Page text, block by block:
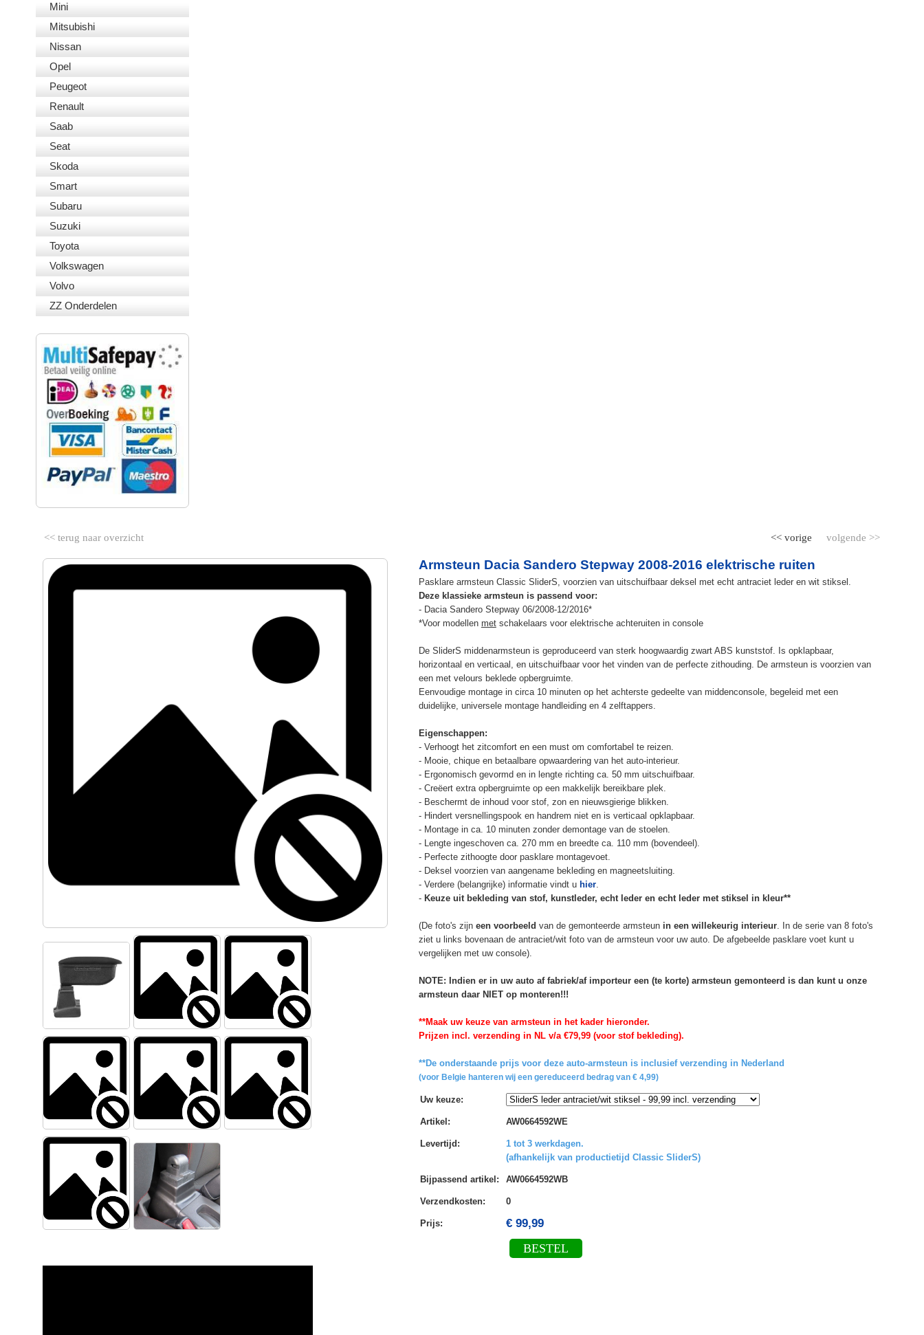
Mini
Mitsubishi
Nissan
Opel
Peugeot
Renault
Saab
Seat
Skoda
Smart
Subaru
Suzuki
Toyota
Volkswagen
Volvo
ZZ Onderdelen
<< terug naar overzicht volgende >>
<< vorige
Armsteun Dacia Sandero Stepway 2008-2016 elektrische ruiten
Pasklare armsteun Classic SliderS, voorzien van uitschuifbaar deksel met echt antraciet leder en wit stiksel.
Deze klassieke armsteun is passend voor:
- Dacia Sandero Stepway 06/2008-12/2016*
*Voor modellen metschakelaars voor elektrische achteruiten in console
De SliderS middenarmsteun is geproduceerd van sterk hoogwaardig zwart ABS kunststof. Is opklapbaar,
horizontaal en verticaal, en uitschuifbaar voor het vinden van de perfecte zithouding. De armsteun is voorzien van
een met velours beklede opbergruimte.
Eenvoudige montage in circa 10 minuten op het achterste gedeelte van middenconsole, begeleid met een
duidelijke, universele montage handleiding en 4 zelftappers.
Eigenschappen:
- Verhoogt het zitcomfort en een must om comfortabel te reizen.
- Mooie, chique en betaalbare opwaardering van het auto-interieur.
- Ergonomisch gevormd en in lengte richting ca. 50 mm uitschuifbaar.
- Creëert extra opbergruimte op een makkelijk bereikbare plek.
- Beschermt de inhoud voor stof, zon en nieuwsgierige blikken.
- Hindert versnellingspook en handrem niet en is verticaal opklapbaar.
- Montage in ca. 10 minuten zonder demontage van de stoelen.
- Lengte ingeschoven ca. 270 mm en breedte ca. 110 mm (bovendeel).
- Perfecte zithoogte door pasklare montagevoet.
- Deksel voorzien van aangename bekleding en magneetsluiting.
- Verdere (belangrijke) informatie vindt u hier.
- Keuze uit bekleding van stof, kunstleder, echt leder en echt leder met stiksel in kleur**
(De foto's zijn een voorbeeld van de gemonteerde armsteun in een willekeurig interieur. In de serie van 8 foto's
ziet u links bovenaan de antraciet/wit foto van de armsteun voor uw auto. De afgebeelde pasklare voet kunt u
vergelijken met uw console).
NOTE: Indien er in uw auto af fabriek/af importeur een (te korte) armsteun gemonteerd is dan kunt u onze
armsteun daar NIET op monteren!!!
**Maak uw keuze van armsteun in het kader hieronder.
Prijzen incl. verzending in NL v/a €79,99 (voor stof bekleding).
**De onderstaande prijs voor deze auto-armsteun is inclusief verzending in Nederland
(voor Belgie hanteren wij een gereduceerd bedrag van € 4,99)
Uw keuze:
Artikel : AW0664592WE
Levertijd :
1 tot 3 werkdagen.
(afhankelijk van productietijd Classic SliderS)
Bijpassend artikel : AW0664592WB
Verzendkosten: 0
Prijs: € 99,99
BESTEL